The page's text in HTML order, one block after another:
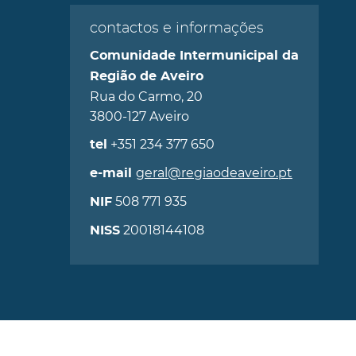
contactos e informações
Comunidade Intermunicipal da
Região de Aveiro
Rua do Carmo, 20
3800-127 Aveiro
tel +351 234 377 650
e-mail geral@regiaodeaveiro.pt
NIF508 771 935
NISS20018144108